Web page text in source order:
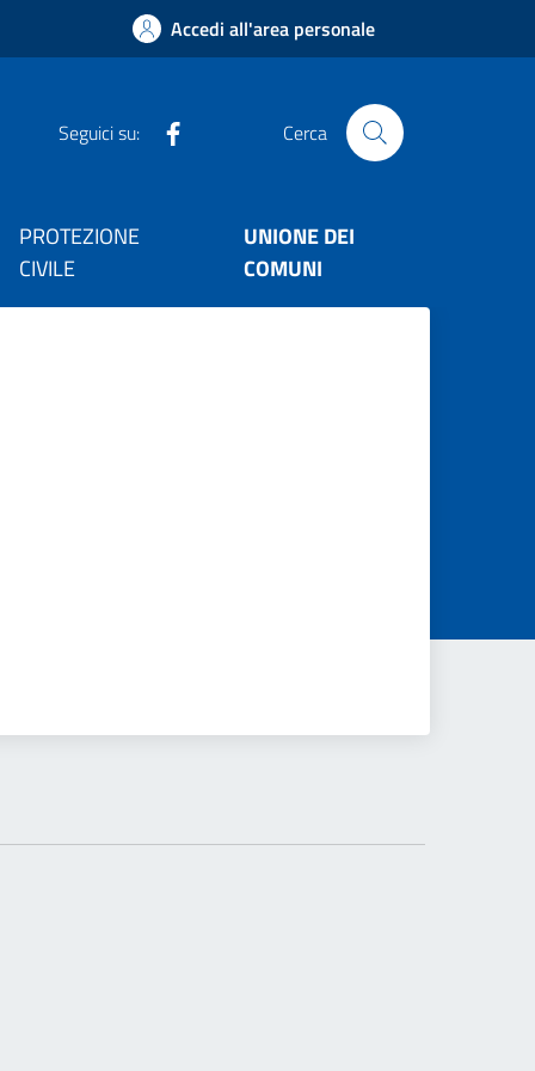
Accedi all'area personale
Seguici su: Cerca
PROTEZIONE
CIVILE
UNIONE DEI
COMUNI